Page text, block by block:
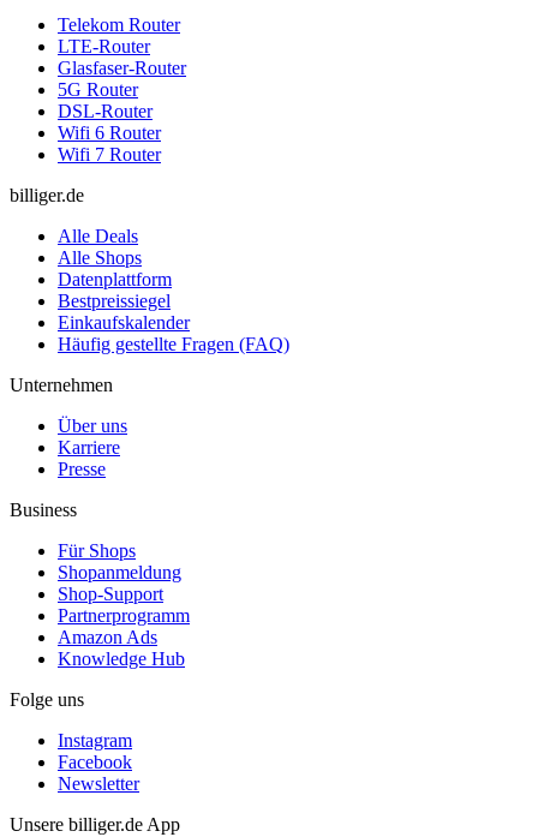
Telekom Router
LTE-Router
Glasfaser-Router
5G Router
DSL-Router
Wifi 6 Router
Wifi 7 Router
billiger.de
Alle Deals
Alle Shops
Datenplattform
Bestpreissiegel
Einkaufskalender
Häufig gestellte Fragen (FAQ)
Unternehmen
Über uns
Karriere
Presse
Business
Für Shops
Shopanmeldung
Shop-Support
Partnerprogramm
Amazon Ads
Knowledge Hub
Folge uns
Instagram
Facebook
Newsletter
Unsere billiger.de App